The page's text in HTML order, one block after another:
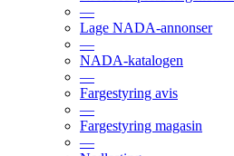
—
Lage NADA-annonser
—
NADA-katalogen
—
Fargestyring avis
—
Fargestyring magasin
—